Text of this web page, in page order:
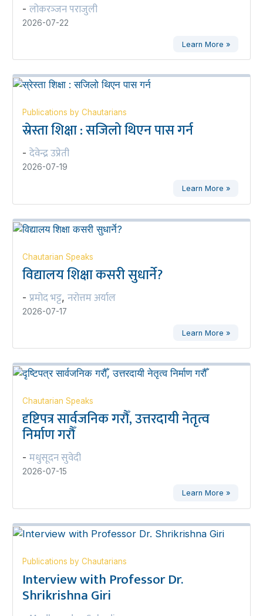
- लोकरञ्‍जन पराजुली
2026-07-22
Learn More »
Publications by Chautarians
स्रेस्ता शिक्षा : सजिलो थिएन पास गर्न
- देवेन्द्र उप्रेती
2026-07-19
Learn More »
Chautarian Speaks
विद्यालय शिक्षा कसरी सुधार्ने?
- प्रमोद भट्ट, नरोत्तम अर्याल
2026-07-17
Learn More »
Chautarian Speaks
दृष्टिपत्र सार्वजनिक गरौँ, उत्तरदायी नेतृत्व
निर्माण गरौँ
- मधुसूदन सुवेदी
2026-07-15
Learn More »
Publications by Chautarians
Interview with Professor Dr.
Shrikrishna Giri